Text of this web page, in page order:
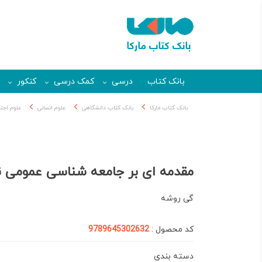
بانک کتاب درسی کمک درسی کنکور
بانک کتاب مارکا بانک کتاب دانشگاهی علوم انسانی علوم
مقدمه ای بر جامعه شناسی
گی روشه
کد محصول :9789645302632
دسته بندی